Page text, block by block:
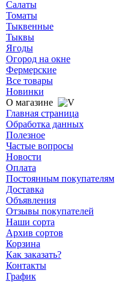
Салаты
Томаты
Тыквенные
Тыквы
Ягоды
Огород на окне
Фермерские
Все товары
Новинки
О магазине
Главная страница
Обработка данных
Полезное
Частые вопросы
Новости
Оплата
Постоянным покупателям
Доставка
Объявления
Отзывы покупателей
Наши сорта
Архив сортов
Корзина
Как заказать?
Контакты
График